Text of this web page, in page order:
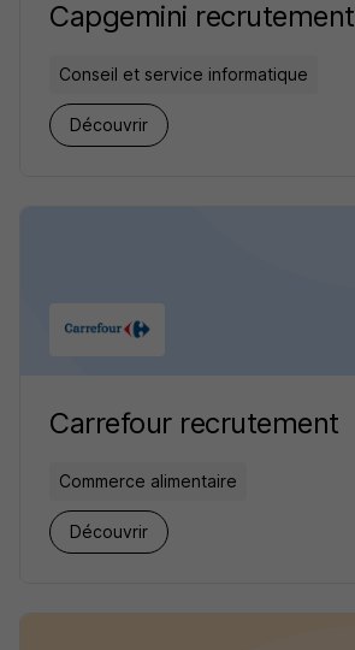
Capgemini recrutement
Conseil et service informatique
Découvrir
Carrefour recrutement
Commerce alimentaire
Découvrir